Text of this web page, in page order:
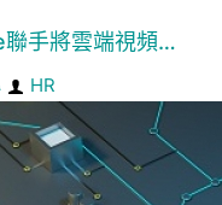
手將雲端視頻…
HR